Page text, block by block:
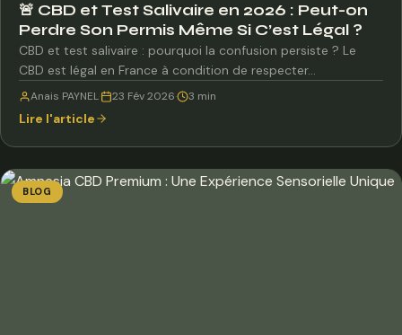
🚨 CBD et Test Salivaire en 2026 : Peut-on
Perdre Son Permis Même Si C’est Légal ?
CBD et test salivaire : pourquoi la confusion persiste ? Le
CBD est légal en France à condition de respecter…
Anais PAYNEL 23 Fév 2026 3 min
Lire l'article
BLOG